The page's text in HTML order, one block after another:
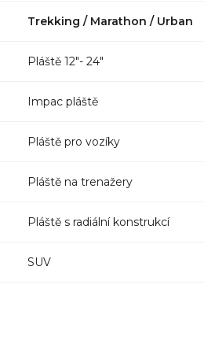
Trekking / Marathon / Urban
Pláště 12"- 24"
Impac pláště
Pláště pro vozíky
Pláště na trenažery
Pláště s radiální konstrukcí
SUV